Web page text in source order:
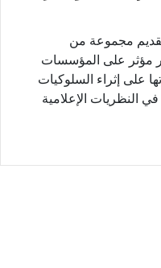
مجموعة من
مؤثر ‏على المؤسسات
على إثراء السلوكيات
في النظريات الإعلامية